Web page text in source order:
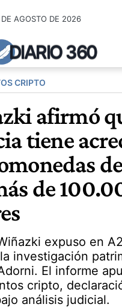
AGOSTO DE 2026
DIARIO 360
CRIPTO
afirmó
tiene
de
expuso en
investigación
El informe
cripto,
análisis judicial.